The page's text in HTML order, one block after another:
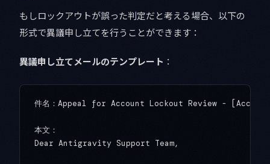
もしロックアウトが誤った判定だと考える場合、以下の
形式で異議申し立てを行うことができます：
異議申し立てメールのテンプレート ：
件名：Appeal for Account Lockout Review - [Account
本文：
Dear Antigravity Support Team,